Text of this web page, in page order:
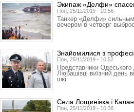
Экипаж «Делфи»
Пон, 25/11/2019 - 10:56
Танкер «Делфи»
вечером в четверг
Знайомилися з
Пон, 25/11/2019 - 10:52
Представники Одеського
Любашівці виїзний день
шкі
Села Лощинівка і
Пон, 25/11/2019 - 10:38